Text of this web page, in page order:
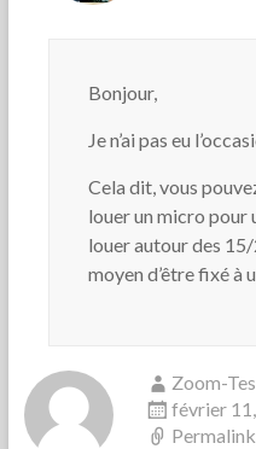
Bonjour,
Je n’ai pas eu
Cela dit, vous
louer un micro pour
louer autour des
moyen d’être fixé à
Zoom-
février
Permalink